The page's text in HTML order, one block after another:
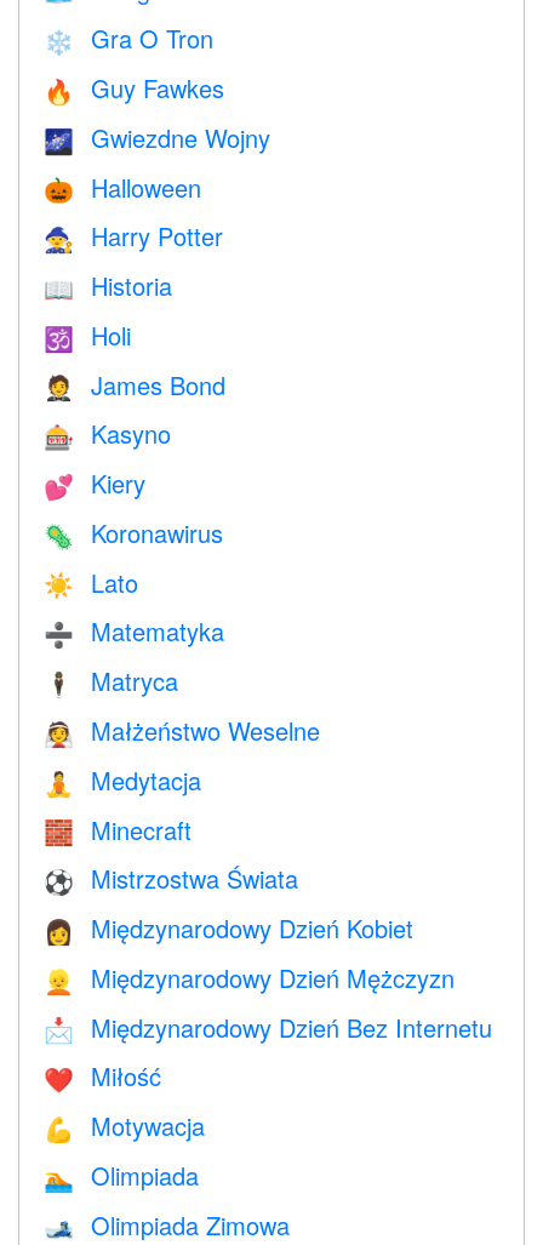
❄️ Gra O Tron
🔥 Guy Fawkes
🌌 Gwiezdne Wojny
🎃 Halloween
🧙 Harry Potter
📖 Historia
🕉 Holi
🤵 James Bond
🎰 Kasyno
💕 Kiery
🦠 Koronawirus
☀️ Lato
➗ Matematyka
🕴️ Matryca
👰 Małżeństwo Weselne
🧘 Medytacja
🧱 Minecraft
⚽ Mistrzostwa Świata
👩 Międzynarodowy Dzień Kobiet
👱 Międzynarodowy Dzień Mężczyzn
📩 Międzynarodowy Dzień Bez Internetu
❤️️ Miłość
💪 Motywacja
🏊 Olimpiada
🎿 Olimpiada Zimowa